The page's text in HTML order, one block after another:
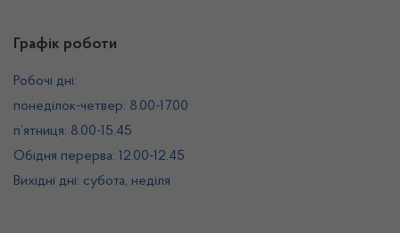
Графік роботи
Робочі дні:
понеділок-четвер: 8.00-17.00
п’ятниця: 8.00-15.45
Обідня перерва: 12.00-12.45
Вихідні дні: субота, неділя